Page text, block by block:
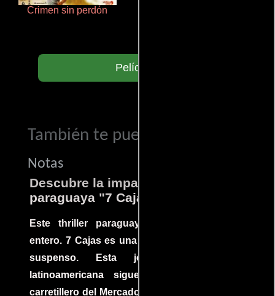
Crimen sin perdón
Películas
También te puede interesar...
Notas
Descubre la impactante película
paraguaya "7 Cajas"
Este thriller paraguayo cautivó al mundo
entero. 7 Cajas es una explosión de acción y
suspenso. Esta joya cinematográfica
latinoamericana sigue la historia de un
carretillero del Mercado 4 de Asunción que se